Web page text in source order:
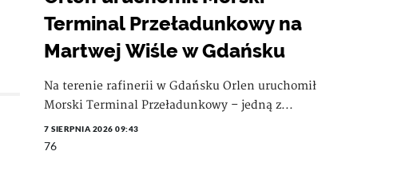
Terminal Przeładunkowy na
Martwej Wiśle w Gdańsku
Na terenie rafinerii w Gdańsku Orlen uruchomił
Morski Terminal Przeładunkowy – jedną z...
7 SIERPNIA 2026 09:43
76